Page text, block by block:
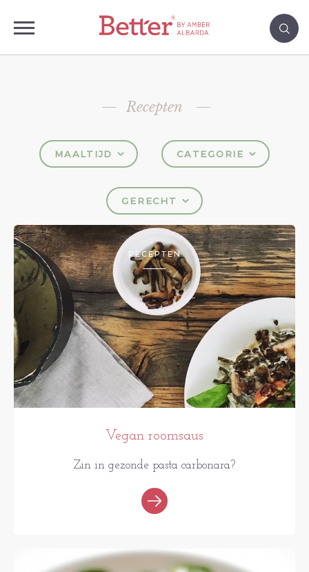
Recepten
MAALTIJD CATEGORIE
GERECHT
RECEPTEN
Vegan roomsaus
Zin in gezonde pasta carbonara?